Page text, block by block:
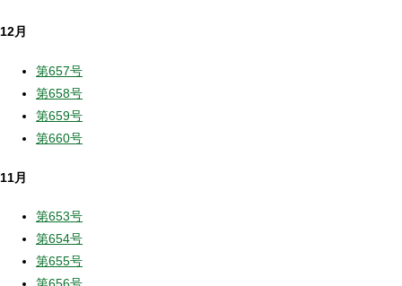
12月
第657号
第658号
第659号
第660号
11月
第653号
第654号
第655号